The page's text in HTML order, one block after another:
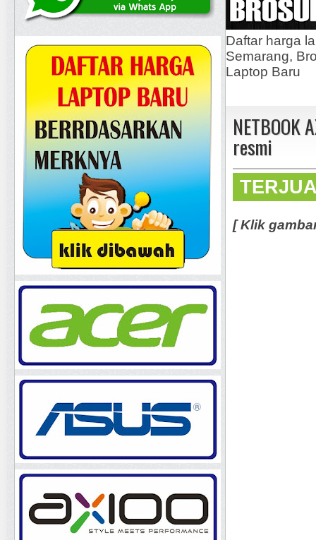
Daftar harga
Semarang,
Laptop Baru
NETBOOK
resmi
[ Klik